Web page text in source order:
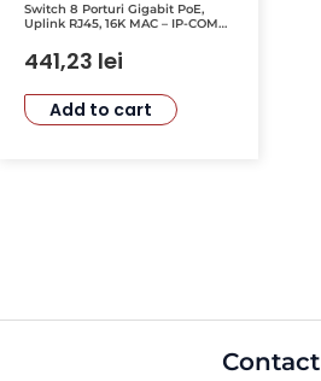
Switch 8 Porturi Gigabit PoE,
Uplink RJ45, 16K MAC – IP-COM
441,23 lei
Add to cart
Contact